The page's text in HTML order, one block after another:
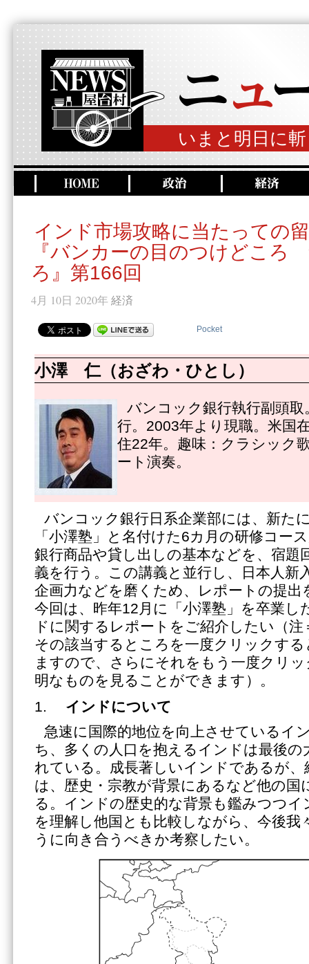
いまと明日に
インド市場攻略に当たっての
『バンカーの目のつけどころ
ろ』第166回
4月 10日 2020年 経済
Pocket
小澤 仁（おざわ・ひとし）
バンコック銀行執行副頭
行。2003年より現職。米国
住22年。趣味：クラシック
ート演奏。
バンコック銀行日系企業部には、新た
「小澤塾」と名付けた6カ月の研修コー
銀行商品や貸し出しの基本などを、宿題
義を行う。この講義と並行し、日本人新
企画力などを磨くため、レポートの提出
今回は、昨年12月に「小澤塾」を卒業し
ドに関するレポートをご紹介したい（
その該当するところを一度クリックす
ますので、さらにそれをもう一度クリ
明なものを見ることができます）。
インドについて
急速に国際的地位を向上させているイ
ち、多くの人口を抱えるインドは最後
れている。成長著しいインドであるが、
は、歴史・宗教が背景にあるなど他の国
る。インドの歴史的な背景も鑑みつつイ
を理解し他国とも比較しながら、今後我
うに向き合うべきか考察したい。